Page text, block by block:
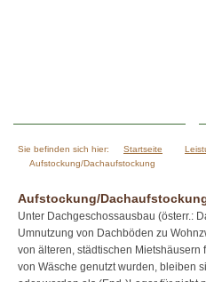
Sie befinden sich hier: Startseite
Aufstockung/Dachaufstockung
Aufstockung/
Unter Dachgeschossausbau (österr.:
Umnutzung von Dachböden zu
von älteren, städtischen Mietshäusern
von Wäsche genutzt wurden, bleiben